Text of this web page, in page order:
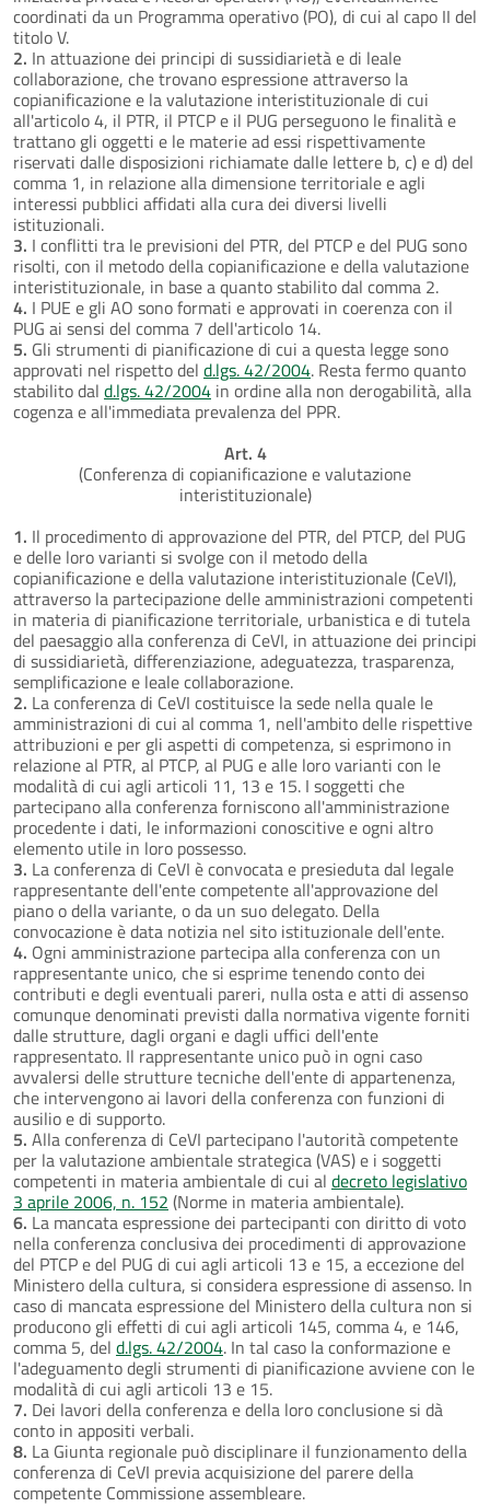
coordinati da un Programma operativo (PO), di cui al capo II del
titolo V.
2. In attuazione dei principi di sussidiarietà e di leale
collaborazione, che trovano espressione attraverso la
copianificazione e la valutazione interistituzionale di cui
all'articolo 4, il PTR, il PTCP e il PUG perseguono le finalità e
trattano gli oggetti e le materie ad essi rispettivamente
riservati dalle disposizioni richiamate dalle lettere b, c) e d) del
comma 1, in relazione alla dimensione territoriale e agli
interessi pubblici affidati alla cura dei diversi livelli
istituzionali.
3. I conflitti tra le previsioni del PTR, del PTCP e del PUG sono
risolti, con il metodo della copianificazione e della valutazione
interistituzionale, in base a quanto stabilito dal comma 2.
4. I PUE e gli AO sono formati e approvati in coerenza con il
PUG ai sensi del comma 7 dell'articolo 14.
5. Gli strumenti di pianificazione di cui a questa legge sono
approvati nel rispetto del d.lgs. 42/2004. Resta fermo quanto
stabilito dal d.lgs. 42/2004 in ordine alla non derogabilità, alla
cogenza e all'immediata prevalenza del PPR.
Art. 4
(Conferenza di copianificazione e valutazione
interistituzionale)
1. Il procedimento di approvazione del PTR, del PTCP, del PUG
e delle loro varianti si svolge con il metodo della
copianificazione e della valutazione interistituzionale (CeVI),
attraverso la partecipazione delle amministrazioni competenti
in materia di pianificazione territoriale, urbanistica e di tutela
del paesaggio alla conferenza di CeVI, in attuazione dei principi
di sussidiarietà, differenziazione, adeguatezza, trasparenza,
semplificazione e leale collaborazione.
2. La conferenza di CeVI costituisce la sede nella quale le
amministrazioni di cui al comma 1, nell'ambito delle rispettive
attribuzioni e per gli aspetti di competenza, si esprimono in
relazione al PTR, al PTCP, al PUG e alle loro varianti con le
modalità di cui agli articoli 11, 13 e 15. I soggetti che
partecipano alla conferenza forniscono all'amministrazione
procedente i dati, le informazioni conoscitive e ogni altro
elemento utile in loro possesso.
3. La conferenza di CeVI è convocata e presieduta dal legale
rappresentante dell'ente competente all'approvazione del
piano o della variante, o da un suo delegato. Della
convocazione è data notizia nel sito istituzionale dell'ente.
4. Ogni amministrazione partecipa alla conferenza con un
rappresentante unico, che si esprime tenendo conto dei
contributi e degli eventuali pareri, nulla osta e atti di assenso
comunque denominati previsti dalla normativa vigente forniti
dalle strutture, dagli organi e dagli uffici dell'ente
rappresentato. Il rappresentante unico può in ogni caso
avvalersi delle strutture tecniche dell'ente di appartenenza,
che intervengono ai lavori della conferenza con funzioni di
ausilio e di supporto.
5. Alla conferenza di CeVI partecipano l'autorità competente
per la valutazione ambientale strategica (VAS) e i soggetti
competenti in materia ambientale di cui al decreto legislativo
3 aprile 2006, n. 152 (Norme in materia ambientale).
6. La mancata espressione dei partecipanti con diritto di voto
nella conferenza conclusiva dei procedimenti di approvazione
del PTCP e del PUG di cui agli articoli 13 e 15, a eccezione del
Ministero della cultura, si considera espressione di assenso. In
caso di mancata espressione del Ministero della cultura non si
producono gli effetti di cui agli articoli 145, comma 4, e 146,
comma 5, del d.lgs. 42/2004. In tal caso la conformazione e
l'adeguamento degli strumenti di pianificazione avviene con le
modalità di cui agli articoli 13 e 15.
7. Dei lavori della conferenza e della loro conclusione si dà
conto in appositi verbali.
8. La Giunta regionale può disciplinare il funzionamento della
conferenza di CeVI previa acquisizione del parere della
competente Commissione assembleare.